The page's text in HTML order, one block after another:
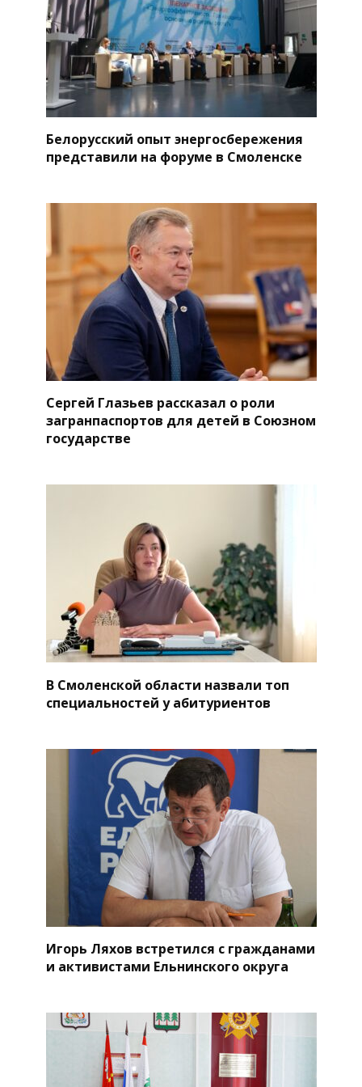
Белорусский опыт энергосбережения
представили на форуме в Смоленске
Сергей Глазьев рассказал о роли
загранпаспортов для детей в Союзном
государстве
В Смоленской области назвали топ
специальностей у абитуриентов
Игорь Ляхов встретился с гражданами
и активистами Ельнинского округа